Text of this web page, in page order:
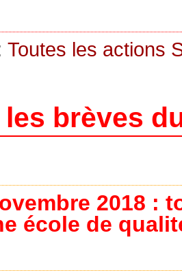
Toutes les actions
les brèves
2018 :
école de